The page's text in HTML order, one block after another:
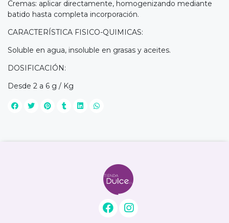
Cremas: aplicar directamente, homogenizando mediante
batido hasta completa incorporación.
CARACTERÍSTICA FISICO-QUIMICAS:
Soluble en agua, insoluble en grasas y aceites.
DOSIFICACIÓN:
Desde 2 a 6 g / Kg